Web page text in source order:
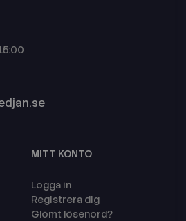
MITT KONTO
Logga in
Registrera dig
Glömt lösenord?